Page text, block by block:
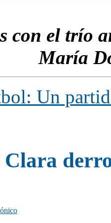
con el trío
María
Un
Clara